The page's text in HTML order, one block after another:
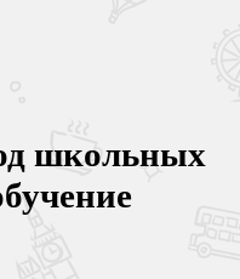
школьных